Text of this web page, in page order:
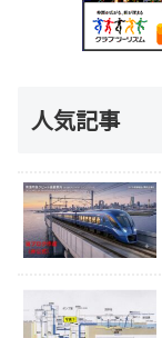
人気記事